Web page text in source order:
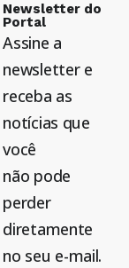
Newsletter do
Portal
Assine a
newsletter e
receba as
notícias que
você
não pode
perder
diretamente
no seu e-mail.